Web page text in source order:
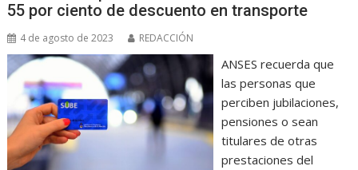
55 por ciento de descuento en transporte
4 de agosto de 2023 REDACCIÓN
ANSES recuerda que
las personas que
perciben jubilaciones,
pensiones o sean
titulares de otras
prestaciones del